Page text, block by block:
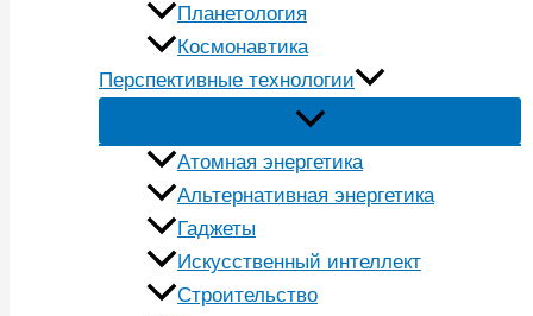
Планетология
Космонавтика
Перспективные технологии
Атомная энергетика
Альтернативная энергетика
Гаджеты
Искусственный интеллект
Строительство